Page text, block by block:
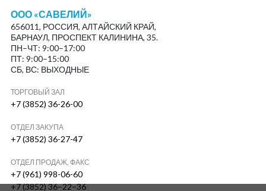
ООО «САВЕЛИЙ»
656011, РОССИЯ, АЛТАЙСКИЙ КРАЙ,
БАРНАУЛ, ПРОСПЕКТ КАЛИНИНА, 35.
ПН–ЧТ: 9:00–17:00
ПТ: 9:00–15:00
СБ, ВС: ВЫХОДНЫЕ
ТОРГОВЫЙ ЗАЛ
+7 (3852) 36-26-00
ОТДЕЛ ЗАКУПА
+7 (3852) 36-27-47
ОТДЕЛ ПРОДАЖ, ФАКС
+7 (961) 998-06-60
+7 (3852) 36–22–36